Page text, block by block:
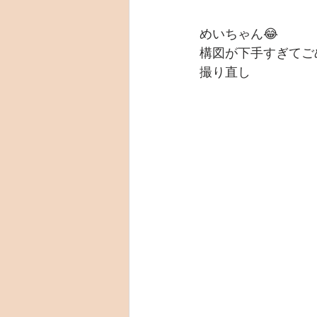
めいちゃん😂
構図が下手すぎて
撮り直し